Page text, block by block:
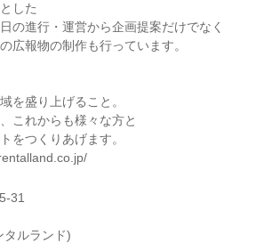
した
の進行・運営から企画提案だけでなく
広報物の制作も⾏っています。
を盛り上げること。
これからも様々な方と
をつくりあげます。
31
ルランド)